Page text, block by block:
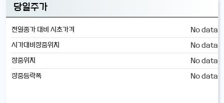
당일주가
전일종가 대비 시초가격 No data
시가대비장중위치 No data
장중위치 No data
장중등락폭 No data